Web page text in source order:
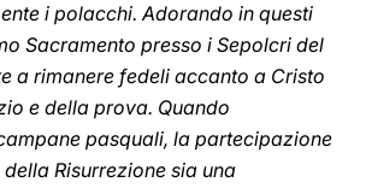
i polacchi. Adorando in questi
Sacramento presso i Sepolcri del
a rimanere fedeli accanto a Cristo
e della prova. Quando
pasquali, la partecipazione
Risurrezione sia una